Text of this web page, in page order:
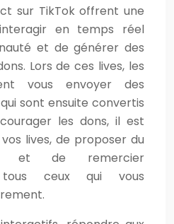
sur TikTok offrent une
en temps réel
et de générer des
Lors de ces lives, les
vous envoyer des
sont ensuite convertis
les dons, il est
lives, de proposer du
et de remercier
tous ceux qui vous